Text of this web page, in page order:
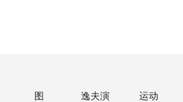
图
逸夫演
运动